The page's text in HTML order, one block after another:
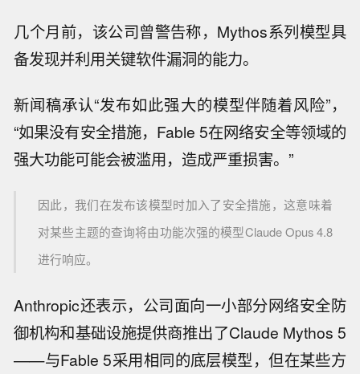
几个月前，该公司曾警告称，Mythos系列模型具
备发现并利用关键软件漏洞的能力。
新闻稿承认“发布如此强大的模型伴随着风险”，
“如果没有安全措施，Fable 5在网络安全等领域的
强大功能可能会被滥用，造成严重损害。”
因此，我们在发布该模型时加入了安全措施，这意味着
对某些主题的查询将由功能次强的模型Claude Opus 4.8
进行响应。
Anthropic还表示，公司面向一小部分网络安全防
御机构和基础设施提供商推出了Claude Mythos 5
——与Fable 5采用相同的底层模型，但在某些方